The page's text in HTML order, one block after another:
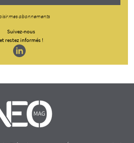
mes abonnements
Suivez-nous
et restez informés !